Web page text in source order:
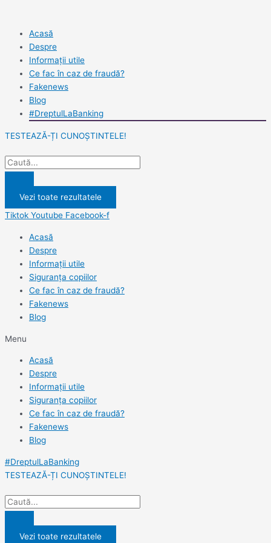
contentAcasă
Despre
Informații utile
Ce fac în caz de fraudă?
Fakenews
Blog
#DreptulLaBanking
TESTEAZĂ-ȚI CUNOȘTINTELE!
Vezi toate rezultatele
Tiktok Youtube Facebook-f
Acasă
Despre
Informații utile
Siguranța copiilor
Ce fac în caz de fraudă?
Fakenews
Blog
Menu
Acasă
Despre
Informații utile
Siguranța copiilor
Ce fac în caz de fraudă?
Fakenews
Blog
#DreptulLaBanking
TESTEAZĂ-ȚI CUNOȘTINTELE!
Vezi toate rezultatele